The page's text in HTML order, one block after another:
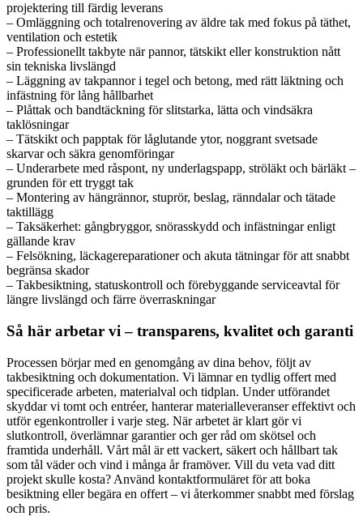
projektering till färdig leverans
– Omläggning och totalrenovering av äldre tak med fokus på täthet,
ventilation och estetik
– Professionellt takbyte när pannor, tätskikt eller konstruktion nått
sin tekniska livslängd
– Läggning av takpannor i tegel och betong, med rätt läktning och
infästning för lång hållbarhet
– Plåttak och bandtäckning för slitstarka, lätta och vindsäkra
taklösningar
– Tätskikt och papptak för låglutande ytor, noggrant svetsade
skarvar och säkra genomföringar
– Underarbete med råspont, ny underlagspapp, ströläkt och bärläkt –
grunden för ett tryggt tak
– Montering av hängrännor, stuprör, beslag, ränndalar och tätade
taktillägg
– Taksäkerhet: gångbryggor, snörasskydd och infästningar enligt
gällande krav
– Felsökning, läckagereparationer och akuta tätningar för att snabbt
begränsa skador
– Takbesiktning, statuskontroll och förebyggande serviceavtal för
längre livslängd och färre överraskningar
Så här arbetar vi – transparens, kvalitet och garanti
Processen börjar med en genomgång av dina behov, följt av
takbesiktning och dokumentation. Vi lämnar en tydlig offert med
specificerade arbeten, materialval och tidplan. Under utförandet
skyddar vi tomt och entréer, hanterar materialleveranser effektivt och
utför egenkontroller i varje steg. När arbetet är klart gör vi
slutkontroll, överlämnar garantier och ger råd om skötsel och
framtida underhåll. Vårt mål är ett vackert, säkert och hållbart tak
som tål väder och vind i många år framöver. Vill du veta vad ditt
projekt skulle kosta? Använd kontaktformuläret för att boka
besiktning eller begära en offert – vi återkommer snabbt med förslag
och pris.